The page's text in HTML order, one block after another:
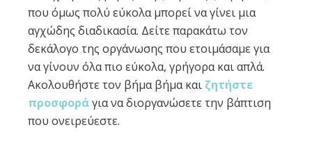
που όμως πολύ εύκολα μπορεί να γίνει μια
αγχώδης διαδικασία. Δείτε παρακάτω τον
δεκάλογο της οργάνωσης που ετοιμάσαμε για
να γίνουν όλα πιο εύκολα, γρήγορα και απλά.
Ακολουθήστε τον βήμα βήμα και ζητήστε
προσφοράγια να διοργανώσετε την βάπτιση
που ονειρεύεστε.